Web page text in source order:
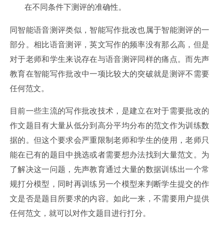
在不同条件下测评的准确性。
同智能语音测评类似，智能写作批改也属于智能测评的一
部分。相比语音测评，英文写作的频率没有那么高，但是
对于老师和学生来说存在与语音测评同样的痛点。而先声
教育在智能写作批改中一项比较大的突破就是测评不需要
任何范文。
目前一些主流的写作批改技术，是建立在对于需要批改的
作文题目有大量从低分到高分平均分布的范文作为训练数
据的。但这个要求会严重限制老师和学生的使用，老师只
能在已有的题目中挑选或者需要想办法找到大量范文。为
了解决这一问题，先声教育通过大量的数据训练出一个常
规打分模型，同时再训练另一个模型来判断学生提交的作
文是否是题目所要求的内容。如此一来，不需要用户提供
任何范文，就可以对作文题目进行打分。